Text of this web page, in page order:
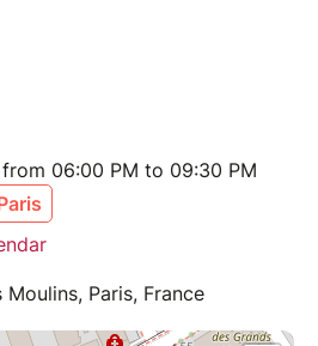
06:00 PM to 09:30 PM
Moulins, Paris, France